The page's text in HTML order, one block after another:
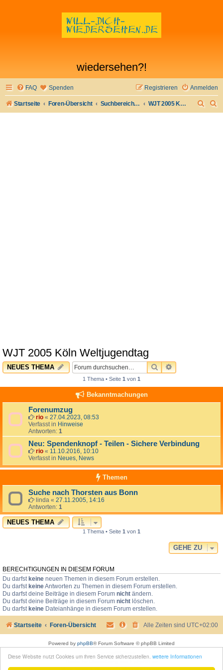
Diese Website nutzt Cookies um ihren Service sicherzustellen. weitere Informationen
wiedersehen?!
FAQ Spenden Anmelden
Registrieren
Startseite Foren-Übersicht Suchbereich Ia - besondere Gelegenheiten WJT 2005 Köln Weltjugendtag
WJT 2005 Köln Weltjugendtag
NEUES THEMA SUCHEERWEITERTE
1 Thema • Seite 1 von 1
Bekanntmachungen
Forenumzug
rio « 27.04.2023, 08:53
Verfasst in Hinweise
Antworten: 1
Neu: Spendenknopf - Teilen - Sichere Verbindung
rio « 11.10.2016, 10:10
Verfasst in Neues, News
Themen
Suche nach Thorsten aus Bonn
linda « 27.11.2005, 14:16
Antworten: 1
NEUES THEMA
1 Thema • Seite 1 von 1
GEHE ZU
BERECHTIGUNGEN IN DIESEM FORUM
Du darfst keine neuen Themen in diesem Forum erstellen.
Du darfst keineAntworten zu Themen in diesem Forum erstellen.
Du darfst deine Beiträge in diesem Forum nicht ändern.
Du darfst deine Beiträge in diesem Forum nicht löschen.
Du darfst keine Dateianhänge in diesem Forum erstellen.
Startseite Foren-Übersicht Alle Zeiten sind UTC+02:00
Powered by phpBB® Forum Software © phpBB Limited